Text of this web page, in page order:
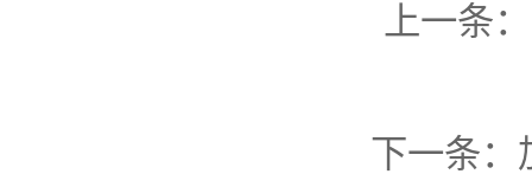
上一条：
下一条：